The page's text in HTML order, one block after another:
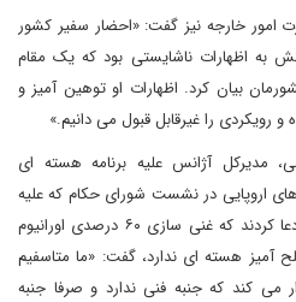
امور خارجه نیز گفت: «احضار سفیر کشور
به اظهارات ناشایستی بود که یک مقام
بیان کرد. اظهارات او توهین آمیز و
و رویکردی را غیرقابل قبول می دانیم.»
مدیرکل آژانس علیه برنامه هسته ای
اروپایی در نشست شورای حکام که علیه
برنامه هسته ای کشورمان بیان و ادعا کردند که غنی سازی ۶۰ درصدی اورانیوم
آمیز هسته ای ندارد، گفت: «ما متاسفیم
می کند که جنبه فنی ندارد و صرفا جنبه